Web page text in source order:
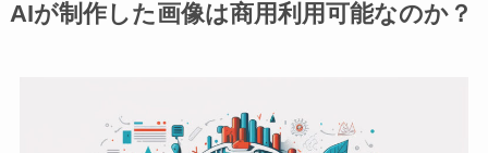
AIが制作した画像は商用利用可能なのか？